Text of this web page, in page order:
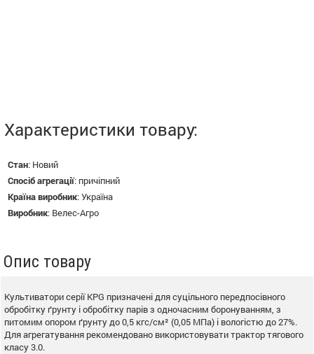
Характеристики товару:
Стан: Новий
Спосіб агрегації: причіпний
Країна виробник:Україна
Виробник: Велес-Агро
Опис товару
Культиватори серії KPG призначені для суцільного передпосівного
обробітку ґрунту і обробітку парів з одночасним боронуванням, з
питомим опором ґрунту до 0,5 кгс/см² (0,05 МПа) і вологістю до 27%.
Для агрегатування рекомендовано використовувати трактор тягового
класу 3.0.